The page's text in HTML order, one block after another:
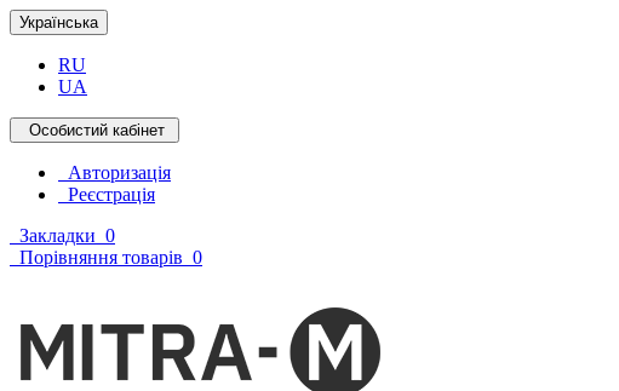
Українська
RU
UA
Особистий кабінет
Авторизація
Реєстрація
Закладки 0
Порівняння товарів 0